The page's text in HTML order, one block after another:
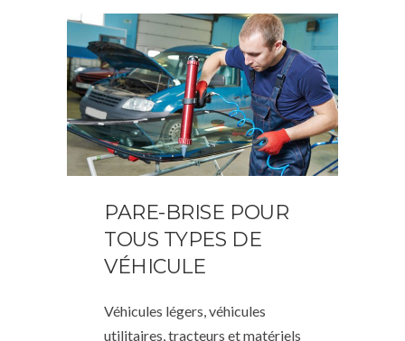
PARE-BRISE POUR
TOUS TYPES DE
VÉHICULE
Véhicules légers, véhicules
utilitaires, tracteurs et matériels